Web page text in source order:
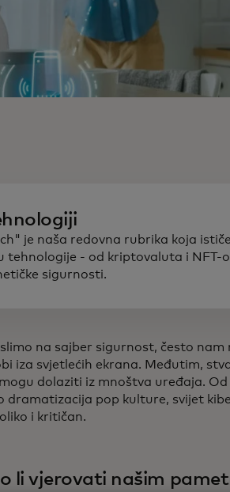
je naša redovna rubrika koja
tehnologije - od kriptovaluta i NFT-
sigurnosti.
na sajber sigurnost, često nam
iza svjetlećih ekrana. Međutim,
dolaziti iz mnoštva uređaja.
dramatizacija pop kulture, svijet
i kritičan.
li vjerovati našim